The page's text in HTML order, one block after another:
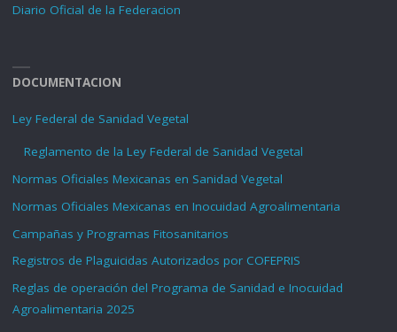
Diario Oficial de la Federacion
DOCUMENTACION
Ley Federal de Sanidad Vegetal
Reglamento de la Ley Federal de Sanidad Vegetal
Normas Oficiales Mexicanas en Sanidad Vegetal
Normas Oficiales Mexicanas en Inocuidad Agroalimentaria
Campañas y Programas Fitosanitarios
Registros de Plaguicidas Autorizados por COFEPRIS
Reglas de operación del Programa de Sanidad e Inocuidad
Agroalimentaria 2025